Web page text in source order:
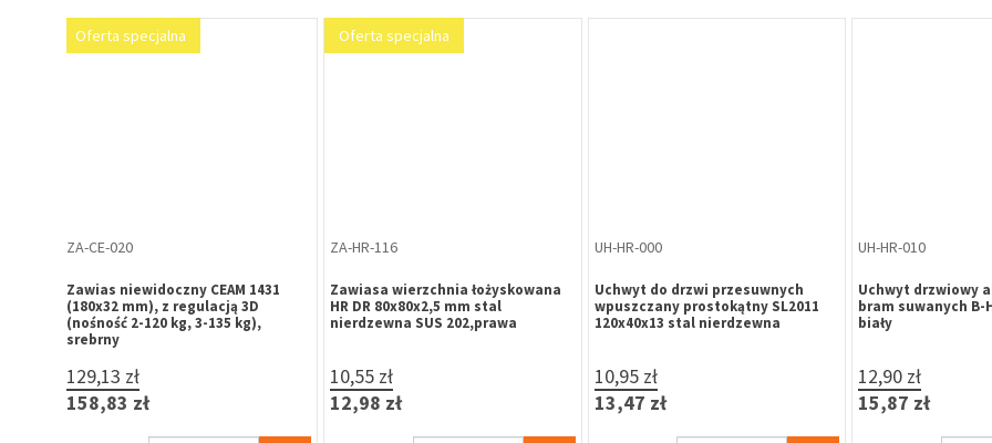
Oferta specjalna
ZA-HR-301
Zawias szczelinowy do drzwi
bezprzylgowych, prosty 100x71, fi
6x2,5 mm stal nierdzewna SUS202
12,85 zł
15,81 zł
ZS-SW-214
Zasuwka obrotowa DG005B stal
nierdzewna 70x100 mm
18,93 zł
23,28 zł
GA-DO-100
Gałka stała z tarczką owalną B-
HARKO, rozstaw śrub 50 mm,
trzpień 8mm nacięty, stal
30,75 zł
37,82 zł
KL-SW-129
Klamka drzwiowa
WB
154,41 zł
189,92 zł